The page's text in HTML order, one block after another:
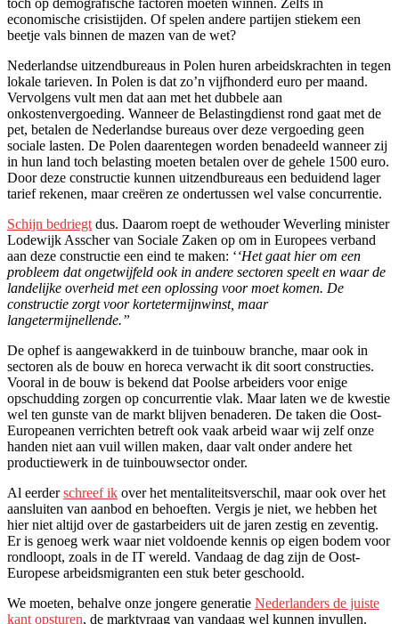
economische crisistijden. Of spelen andere partijen stiekem een
beetje vals binnen de mazen van de wet?
Nederlandse uitzendbureaus in Polen huren arbeidskrachten in tegen
lokale tarieven. In Polen is dat zo’n vijfhonderd euro per maand.
Vervolgens vult men dat aan met het dubbele aan
onkostenvergoeding. Wanneer de Belastingdienst rond gaat met de
pet, betalen de Nederlandse bureaus over deze vergoeding geen
sociale lasten. De Polen daarentegen worden benadeeld wanneer zij
in hun land toch belasting moeten betalen over de gehele 1500 euro.
Door deze constructie kunnen uitzendbureaus een beduidend lager
tarief rekenen, maar creëren ze ondertussen wel valse concurrentie.
Schijn bedriegt dus. Daarom roept de wethouder Weverling minister
Lodewijk Asscher van Sociale Zaken op om in Europees verband
aan deze constructie een eind te maken: ‘‘Het gaat hier om een
probleem dat ongetwijfeld ook in andere sectoren speelt en waar de
landelijke overheid met een oplossing voor moet komen. De
constructie zorgt voor kortetermijnwinst, maar
langetermijnellende.”
De ophef is aangewakkerd in de tuinbouw branche, maar ook in
sectoren als de bouw en horeca verwacht ik dit soort constructies.
Vooral in de bouw is bekend dat Poolse arbeiders voor enige
opschudding zorgen op concurrentie vlak. Maar laten we de kwestie
wel ten gunste van de markt blijven benaderen. De taken die Oost-
Europeanen verrichten betreft ook vaak arbeid waar wij zelf onze
handen niet aan vuil willen maken, daar valt onder andere het
productiewerk in de tuinbouwsector onder.
Al eerderschreef ik over het mentaliteitsverschil, maar ook over het
aansluiten van aanbod en behoeften. Vergis je niet, we hebben het
hier niet altijd over de gastarbeiders uit de jaren zestig en zeventig.
Er is genoeg werk waar niet voldoende kennis op eigen bodem voor
rondloopt, zoals in de IT wereld. Vandaag de dag zijn de Oost-
Europese arbeidsmigranten een stuk beter geschoold.
We moeten, behalve onze jongere generatie Nederlanders de juiste
kant opsturen, de marktvraag van vandaag wel kunnen invullen.